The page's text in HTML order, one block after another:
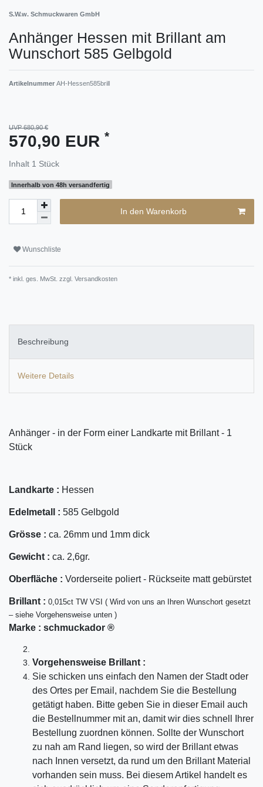
S.W.w. Schmuckwaren GmbH
Anhänger Hessen mit Brillant am
Wunschort 585 Gelbgold
Artikelnummer AH-Hessen585brill
UVP 680,90 €
570,90 EUR *
Inhalt 1 Stück
Innerhalb von 48h versandfertig
In den Warenkorb
Wunschliste
* inkl. ges. MwSt. zzgl. Versandkosten
Beschreibung
Weitere Details
Anhänger - in der Form einer Landkarte mit Brillant - 1
Stück
Landkarte : Hessen
Edelmetall : 585 Gelbgold
Grösse : ca. 26mm und 1mm dick
Gewicht : ca. 2,6gr.
Oberfläche : Vorderseite poliert - Rückseite matt gebürstet
Bril lant : 0,015ct TW VSI ( Wird von uns an Ihren Wunschort gesetzt
– siehe Vorgehensweise unten )
Marke : schmuckador ®
Vorgehensweise Brillant :
Sie schicken uns einfach den Namen der Stadt oder
des Ortes per Email, nachdem Sie die Bestellung
getätigt haben. Bitte geben Sie in dieser Email auch
die Bestellnummer mit an, damit wir dies schnell Ihrer
Bestellung zuordnen können. Sollte der Wunschort
zu nah am Rand liegen, so wird der Brillant etwas
nach Innen versetzt, da rund um den Brillant Material
vorhanden sein muss. Bei diesem Artikel handelt es